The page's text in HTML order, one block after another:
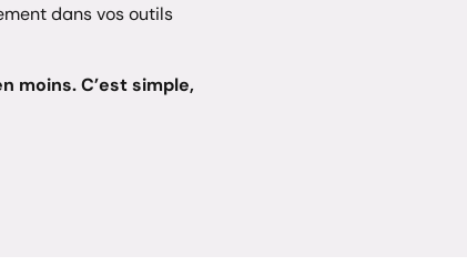
dans vos outils
moins. C’est simple,